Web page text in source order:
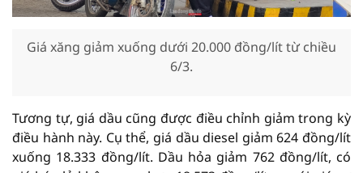
Giá xăng giảm xuống dưới 20.000 đồng/lít từ chiều
6/3.
Tương tự, giá dầu cũng được điều chỉnh giảm trong kỳ
điều hành này. Cụ thể, giá dầu diesel giảm 624 đồng/lít
xuống 18.333 đồng/lít. Dầu hỏa giảm 762 đồng/lít, có